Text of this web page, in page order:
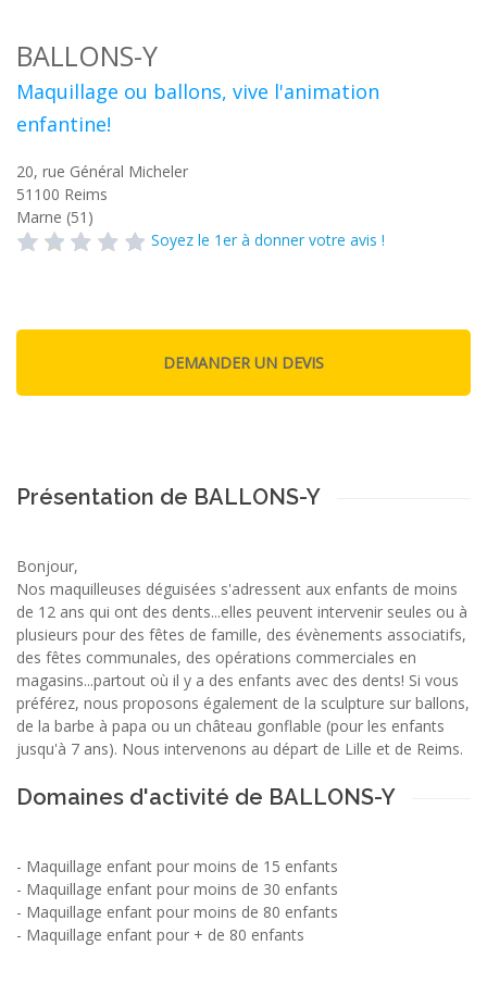
BALLONS-Y
Maquillage ou ballons, vive l'animation
enfantine!
20, rue Général Micheler
51100 Reims
Marne (51)
Soyez le 1er à donner votre avis !
Présentation de BALLONS-Y
Bonjour,
Nos maquilleuses déguisées s'adressent aux enfants de moins
de 12 ans qui ont des dents...elles peuvent intervenir seules ou à
plusieurs pour des fêtes de famille, des évènements associatifs,
des fêtes communales, des opérations commerciales en
magasins...partout où il y a des enfants avec des dents! Si vous
préférez, nous proposons également de la sculpture sur ballons,
de la barbe à papa ou un château gonflable (pour les enfants
jusqu'à 7 ans). Nous intervenons au départ de Lille et de Reims.
Domaines d'activité de BALLONS-Y
- Maquillage enfant pour moins de 15 enfants
- Maquillage enfant pour moins de 30 enfants
- Maquillage enfant pour moins de 80 enfants
- Maquillage enfant pour + de 80 enfants